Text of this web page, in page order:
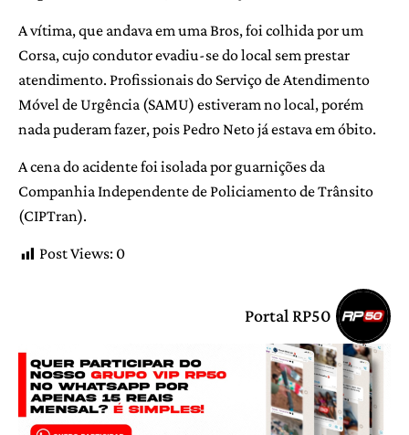
A vítima, que andava em uma Bros, foi colhida por um
Corsa, cujo condutor evadiu-se do local sem prestar
atendimento. Profissionais do Serviço de Atendimento
Móvel de Urgência (SAMU) estiveram no local, porém
nada puderam fazer, pois Pedro Neto já estava em óbito.
A cena do acidente foi isolada por guarnições da
Companhia Independente de Policiamento de Trânsito
(CIPTran).
Post Views: 0
Portal RP50